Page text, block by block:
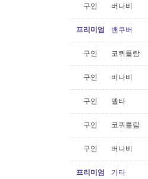
구인 버나비
프리미엄 밴쿠버
구인 코퀴틀람
구인 버나비
구인 델타
구인 코퀴틀람
구인 버나비
프리미엄 기타